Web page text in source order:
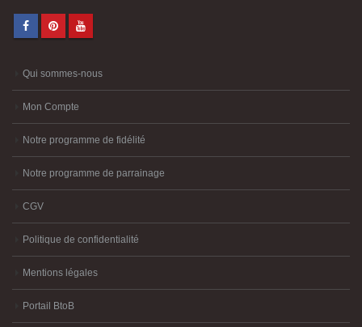
Qui sommes-nous
Mon Compte
Notre programme de fidélité
Notre programme de parrainage
CGV
Politique de confidentialité
Mentions légales
Portail BtoB